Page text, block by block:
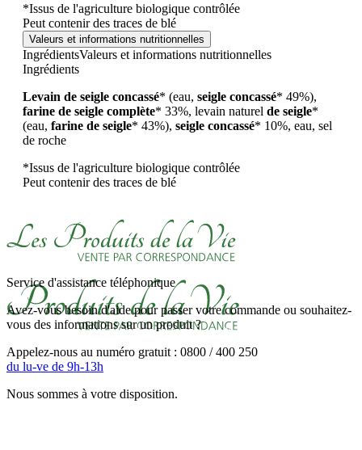
*Issus de l'agriculture biologique contrôlée
Peut contenir des traces de blé
Valeurs et informations nutritionnelles
IngrédientsValeurs et informations nutritionnelles
Ingrédients
Levain de seigle concassé* (eau, seigle concassé* 49%),
farine de seigle complète* 33%, levain naturel de seigle*
(eau, farine de seigle* 43%), seigle concassé* 10%, eau, sel
de roche
*Issus de l'agriculture biologique contrôlée
Peut contenir des traces de blé
Service d'assistance téléphonique
Avez-vous besoin d'aide pour passer votre commande ou souhaitez-
vous des informations sur un produit ?
Appelez-nous au numéro gratuit : 0800 / 400 250
du lu-ve de 9h-13h
Nous sommes à votre disposition.